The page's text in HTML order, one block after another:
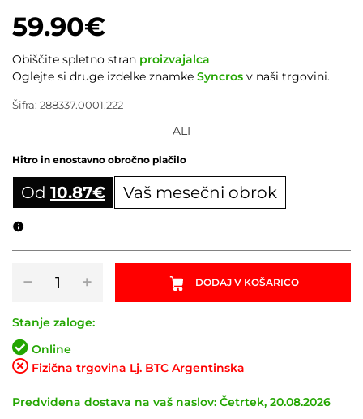
59.90€
ALI
Hitro in enostavno obročno plačilo
Od 10.87€ Vaš mesečni obrok
−
SYNCROS
Boundary
1.0SH
Digital
+ DODAJ V KOŠARICO
Obiščite spletno stran proizvajalca
Oglejte si druge izdelke znamke Syncros v naši trgovini.
Šifra: 288337.0001.222
Stanje zaloge:
Online
Fizična trgovina Lj. BTC Argentinska
Predvidena dostava na vaš naslov: Četrtek, 20.08.2026